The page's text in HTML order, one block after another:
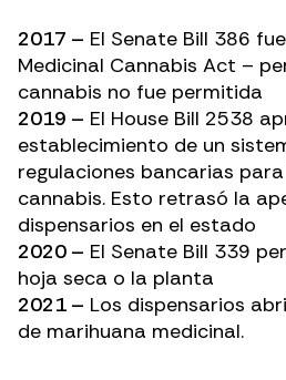
2017 – El Senate Bill 386
Medicinal Cannabis Act –
cannabis no fue permitida
2019 – El House Bill 2538
establecimiento de un
regulaciones bancarias
cannabis. Esto retrasó la
dispensarios en el estado
2020 – El Senate Bill 339
hoja seca o la planta
2021 – Los dispensarios
de marihuana medicinal.